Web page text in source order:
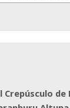
Crepúsculo de